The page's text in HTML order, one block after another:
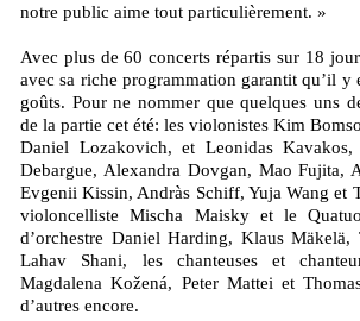
notre public aime tout particulièrement. »
Avec plus de 60 concerts répartis sur 18
avec sa riche programmation garantit qu’il y
goûts. Pour ne nommer que quelques uns
de la partie cet été: les violonistes Kim
Daniel Lozakovich, et Leonidas Kavakos,
Debargue, Alexandra Dovgan, Mao Fujita,
Evgenii Kissin, Andràs Schiff, Yuja Wang et
violoncelliste Mischa Maisky et le
d’orchestre Daniel Harding, Klaus Mäkelä,
Lahav Shani, les chanteuses et
Magdalena Kožená, Peter Mattei et
d’autres encore.